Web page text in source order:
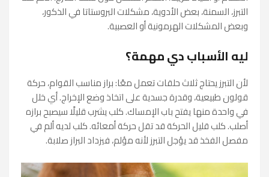
التبرز، السمنة، بعض الأدوية، مشكلات البروستاتا في الذكور،
وبعض المشكلات الهرمونية أو العصبية.
ليه الأسباب دي مهمة؟
لأن التبرز يحتاج ثلاث حلقات تعمل معًا: براز مناسب القوام، حركة
قولون طبيعية، وقدرة جسدية على اتخاذ وضع الإخراج. أي خلل
في واحدة منها يفتح باب الإمساك. كلب يشرب قليلًا سيصبح برازه
أصلب. كلب قليل الحركة قد تقل حركة أمعائه. كلب لديه ألم في
مفصل الفخذ قد يؤجل التبرز لأنه مؤلم، فيزداد البراز صلابة.